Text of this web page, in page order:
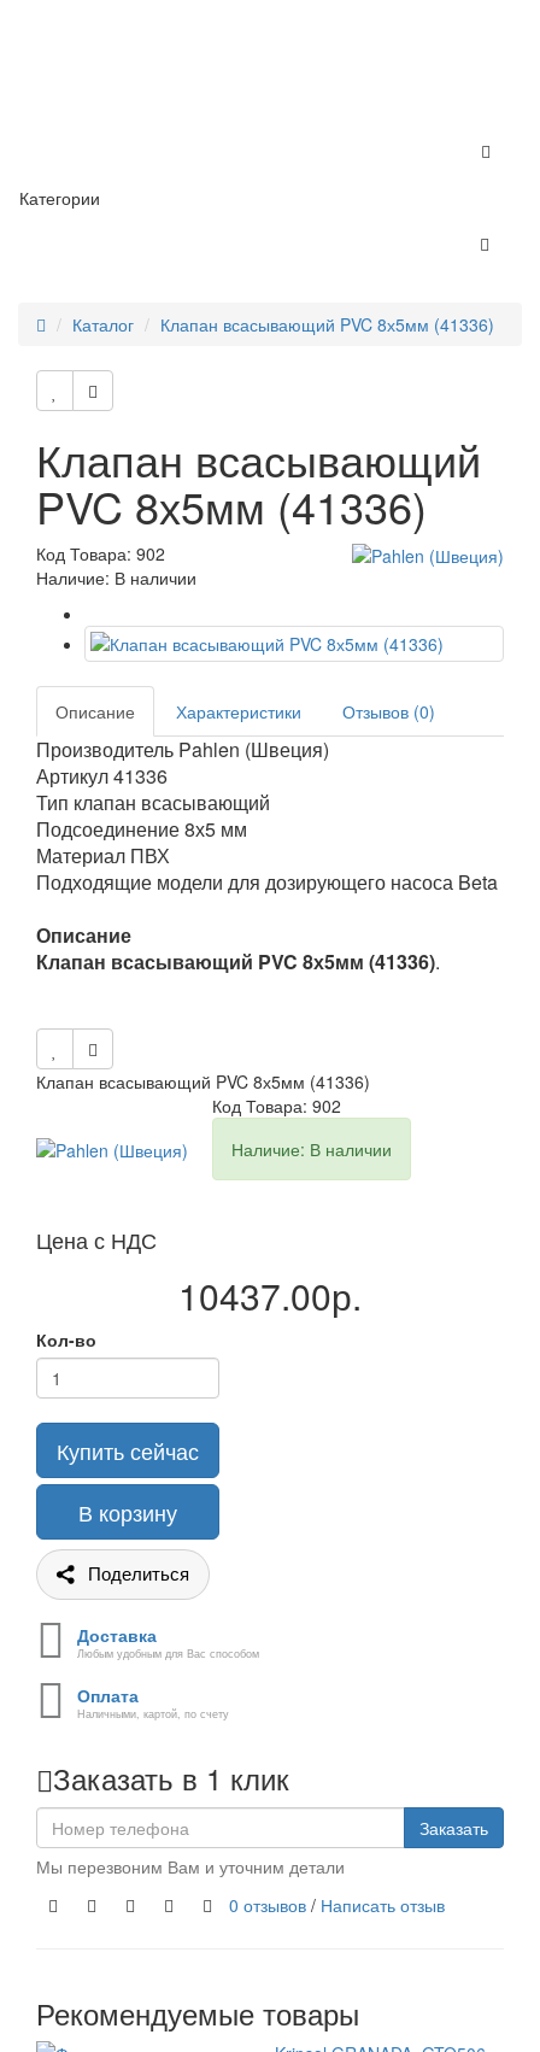
Категории
Каталог Клапан всасывающий PVC 8х5мм (41336)
Клапан всасывающий
PVC 8х5мм (41336)
Код Товара: 902
Наличие: В наличии
Описание Характеристики Отзывов (0)
Производитель Pahlen (Швеция)
Артикул 41336
Тип клапан всасывающий
Подсоединение 8х5 мм
Материал ПВХ
Подходящие модели для дозирующего насоса Beta
Описание
Клапан всасывающий PVC 8х5мм (41336).
Клапан всасывающий PVC 8х5мм (41336)
Код Товара: 902
Наличие: В наличии
Цена с НДС
10437.00р.
Кол-во
Купить сейчас
В корзину
Поделиться
Доставка
Любым удобным для Вас способом
Оплата
Наличными, картой, по счету
Заказать в 1 клик
Заказать
Мы перезвоним Вам и уточним детали
0 отзывов / Написать отзыв
Рекомендуемые товары